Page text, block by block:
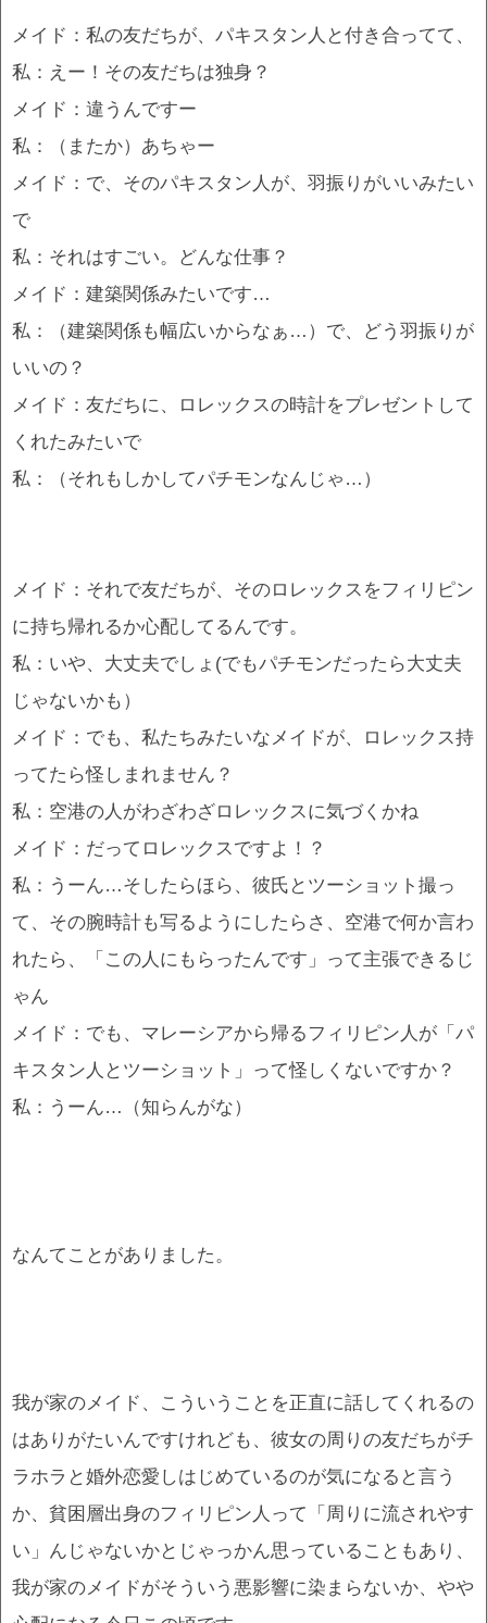
メイド：私の友だちが、パキスタン人と付き合ってて、
私：えー！その友だちは独身？
メイド：違うんですー
私：（またか）あちゃー
メイド：で、そのパキスタン人が、羽振りがいいみたい
で
私：それはすごい。どんな仕事？
メイド：建築関係みたいです…
私：（建築関係も幅広いからなぁ…）で、どう羽振りが
いいの？
メイド：友だちに、ロレックスの時計をプレゼントして
くれたみたいで
私：（それもしかしてパチモンなんじゃ…）
メイド：それで友だちが、そのロレックスをフィリピン
に持ち帰れるか心配してるんです。
私：いや、大丈夫でしょ(でもパチモンだったら大丈夫
じゃないかも）
メイド：でも、私たちみたいなメイドが、ロレックス持
ってたら怪しまれません？
私：空港の人がわざわざロレックスに気づくかね
メイド：だってロレックスですよ！？
私：うーん…そしたらほら、彼氏とツーショット撮っ
て、その腕時計も写るようにしたらさ、空港で何か言わ
れたら、「この人にもらったんです」って主張できるじ
ゃん
メイド：でも、マレーシアから帰るフィリピン人が「パ
キスタン人とツーショット」って怪しくないですか？
私：うーん…（知らんがな）
なんてことがありました。
我が家のメイド、こういうことを正直に話してくれるの
はありがたいんですけれども、彼女の周りの友だちがチ
ラホラと婚外恋愛しはじめているのが気になると言う
か、貧困層出身のフィリピン人って「周りに流されやす
い」んじゃないかとじゃっかん思っていることもあり、
我が家のメイドがそういう悪影響に染まらないか、やや